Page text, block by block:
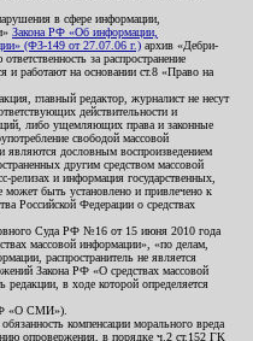
в сфере информации,
Закона РФ «Об информации,
(ФЗ-149 от 27.07.06 г.) архив «Дебри-
за распространение
и работают на основании ст.8 «Право на
главный редактор, журналист не несут
действительности и
либо ущемляющих права и законные
свободой массовой
являются дословным воспроизведением
другим средством массовой
и информация государственных,
может быть установлено и привлечено к
Российской Федерации о средствах
Суда РФ №16 от 15 июня 2010 года
массовой информации», «по делам,
распространитель не является
Закона РФ «О средствах массовой
редакции, в ходе которой определяется
«О СМИ»).
компенсации морального вреда
опровержения, в порядке ч.2 ст.152 ГК